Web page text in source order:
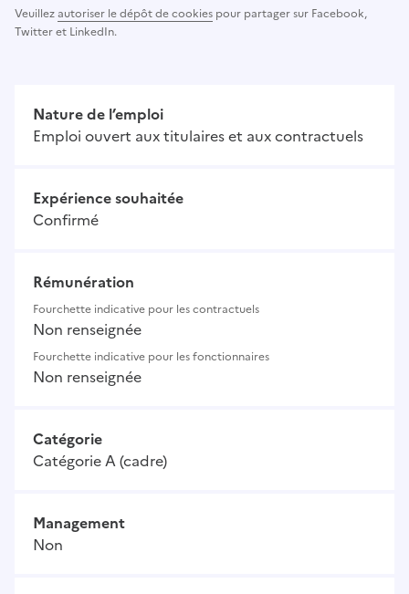
Veuillezautoriser le dépôt de cookies pour partager sur Facebook,
Twitter et LinkedIn.
Nature de l’emploi
Emploi ouvert aux titulaires et aux contractuels
Expérience souhaitée
Confirmé
Rémunération
Fourchette indicative pour les contractuels
Non renseignée
Fourchette indicative pour les fonctionnaires
Non renseignée
Catégorie
Catégorie A (cadre)
Management
Non